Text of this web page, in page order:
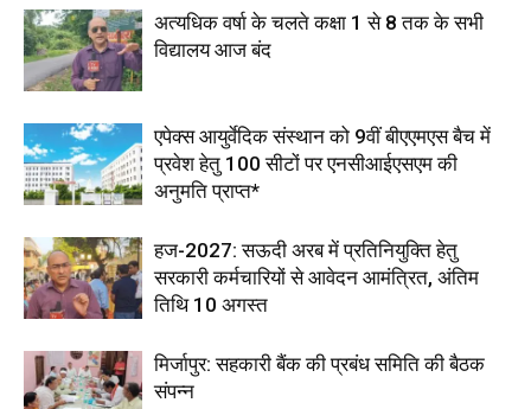
अत्यधिक वर्षा के चलते कक्षा 1 से 8 तक के सभी
विद्यालय आज बंद
एपेक्स आयुर्वेदिक संस्थान को 9वीं बीएएमएस बैच में
प्रवेश हेतु 100 सीटों पर एनसीआईएसएम की
अनुमति प्राप्त*
हज-2027: सऊदी अरब में प्रतिनियुक्ति हेतु
सरकारी कर्मचारियों से आवेदन आमंत्रित, अंतिम
तिथि 10 अगस्त
मिर्जापुर: सहकारी बैंक की प्रबंध समिति की बैठक
संपन्न